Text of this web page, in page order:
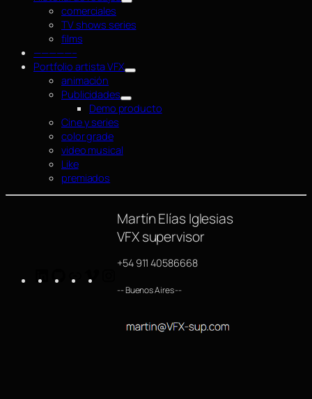
comerciales
TV shows series
films
—————–
Portfolio artista VFX
animación
Publicidades
Demo producto
Cine y series
color grade
video musical
Like
premiados
Martín Elías Iglesias
VFX supervisor
+54 911 40586668
-- Buenos Aires --